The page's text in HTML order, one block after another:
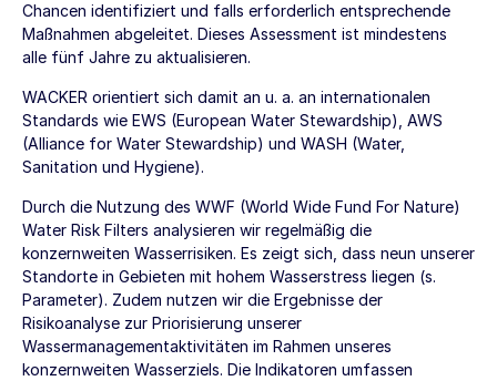
Chancen identifiziert und falls erforderlich entsprechende
Maßnahmen abgeleitet. Dieses Assessment ist mindestens
alle fünf Jahre zu aktualisieren.
WACKER orientiert sich damit an u. a. an internationalen
Standards wie EWS (European Water Stewardship), AWS
(Alliance for Water Stewardship) und WASH (Water,
Sanitation und Hygiene).
Durch die Nutzung des WWF (World Wide Fund For Nature)
Water Risk Filters analysieren wir regelmäßig die
konzernweiten Wasserrisiken. Es zeigt sich, dass neun unserer
Standorte in Gebieten mit hohem Wasserstress liegen (s.
Parameter). Zudem nutzen wir die Ergebnisse der
Risikoanalyse zur Priorisierung unserer
Wassermanagementaktivitäten im Rahmen unseres
konzernweiten Wasserziels. Die Indikatoren umfassen